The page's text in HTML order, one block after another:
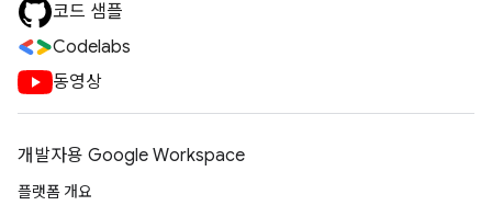
코드 샘플
Codelabs
동영상
개발자용 Google Workspace
플랫폼 개요